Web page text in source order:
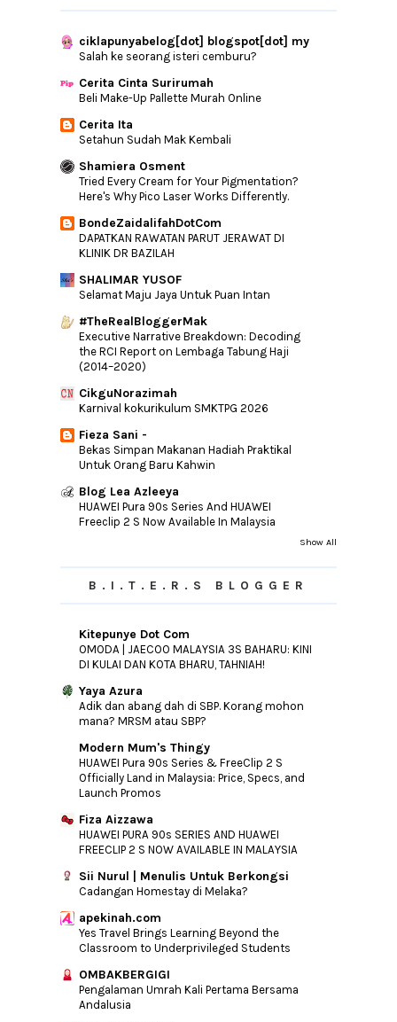
Fikir Dan Bicara Seorang Anak
Tidak Berjaya
Tanda-tanda Obesiti
Jaga MyKad Korang!!
Terima Kasih PetPet
Giveaway CINTA by CN
CHE TA BERSAM...
Percutian Ala-Ala Bali Di Pulau Pinang
SPM
►October(39)
►September
►August(34)
►July(31)
►June(40)
►May(37)
► April (22)
►March(26)
2014 (46)
2012(76)
►2011(10)
►2010 (44)
ciklapunyabelog[dot] blogspot[dot] my
Salah ke seorang isteri cemburu?
Cerita Cinta Surirumah
Beli Make-Up Pallette Murah Online
Cerita Ita
Setahun Sudah Mak Kembali
Shamiera Osment
Tried Every Cream for Your Pigmentation?
Here's Why Pico Laser Works Differently.
BondeZaidalifahDotCom
DAPATKAN RAWATAN PARUT JERAWAT DI
KLINIK DR BAZILAH
SHALIMAR YUSOF
Selamat Maju Jaya Untuk Puan Intan
#TheRealBloggerMak
Executive Narrative Breakdown: Decoding
the RCI Report on Lembaga Tabung Haji
(2014–2020)
CikguNorazimah
Karnival kokurikulum SMKTPG 2026
Fieza Sani -
Bekas Simpan Makanan Hadiah Praktikal
Untuk Orang Baru Kahwin
Blog Lea Azleeya
HUAWEI Pura 90s Series And HUAWEI
Freeclip 2 S Now Available In Malaysia
Show All
B.I.T.E.R.S BLOGGER
Kitepunye Dot Com
OMODA | JAECOO MALAYSIA 3S BAHARU: KINI
DI KULAI DAN KOTA BHARU, TAHNIAH!
Yaya Azura
Adik dan abang dah di SBP. Korang mohon
mana? MRSM atau SBP?
Modern Mum's Thingy
HUAWEI Pura 90s Series & FreeClip 2 S
Officially Land in Malaysia: Price, Specs, and
Launch Promos
Fiza Aizzawa
HUAWEI PURA 90s SERIES AND HUAWEI
FREECLIP 2 S NOW AVAILABLE IN MALAYSIA
Sii Nurul | Menulis Untuk Berkongsi
Cadangan Homestay di Melaka?
apekinah.com
Yes Travel Brings Learning Beyond the
Classroom to Underprivileged Students
OMBAKBERGIGI
Pengalaman Umrah Kali Pertama Bersama
Andalusia